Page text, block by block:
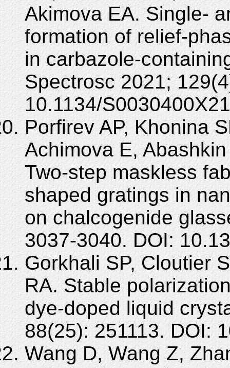
Akimova EA. Single-
formation of relief-
in carbazole-
Spectrosc 2021;
10.1134/
Porfirev AP, Khonina
Achimova E,
Two-step maskless
shaped gratings in
on chalcogenide
3037-3040. DOI:
Gorkhali SP, Cloutier
RA. Stable
dye-doped liquid
88(25): 251113. DOI:
Wang D, Wang Z,